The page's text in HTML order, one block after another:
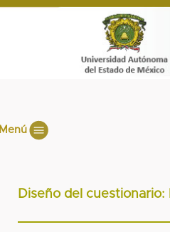
Menú
Diseño del